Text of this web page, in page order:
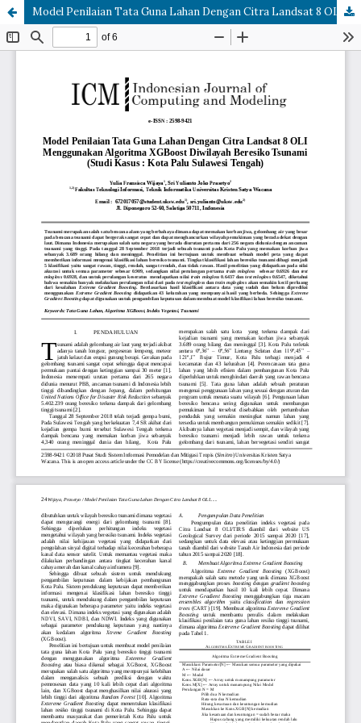
Model Penilaian Tata Guna Lahan Dengan Citra Landsat 8 OLI Menggunakan Algoritma XGBoost Diwilayah Beresiko Tsunami (Studi Kasus : Kota Palu Sulawesi Tengah)